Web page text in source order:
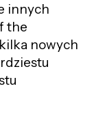
innych
the
nowych